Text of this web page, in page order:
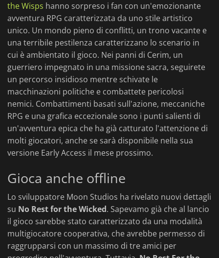
the Wisps hanno sorpreso i fan con un'emozionante
avventura RPG caratterizzata da uno stile artistico
unico. Un mondo pieno di conflitti, un trono vacante e
una terribile pestilenza caratterizzano lo scenario in
cui è ambientato il gioco. Nei panni di Cerim, un
guerriero impegnato in una missione sacra, seguirete
un percorso insidioso mentre schivate le
macchinazioni politiche e combattete pericolosi
nemici. Combattimenti basati sull'azione, meccaniche
RPG e una grafica eccezionale sono i punti salienti di
un'avventura epica che ha già catturato l'attenzione di
molti giocatori, anche se sarà disponibile nella sua
versione Early Access il mese prossimo.
Gioca anche offline
Lo sviluppatore Moon Studios ha rivelato nuovi dettagli
su No Rest for the Wicked. Sapevamo già che al lancio
il gioco sarebbe stato caratterizzato da una modalità
multigiocatore cooperativa, che avrebbe permesso di
raggrupparsi con un massimo di tre amici per